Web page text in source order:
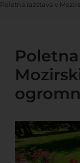
Poletna razstava v
View
Larger
Image